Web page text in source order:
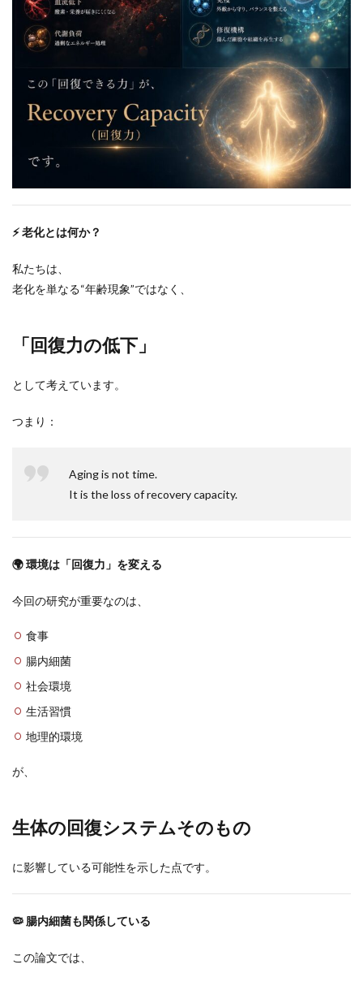
⚡ 老化とは何か？
私たちは、
老化を単なる“年齢現象”ではなく、
「回復力の低下」
として考えています。
つまり：
Aging is not time.
It is the loss of recovery capacity.
🌍 環境は「回復力」を変える
今回の研究が重要なのは、
食事
腸内細菌
社会環境
生活習慣
地理的環境
が、
生体の回復システムそのもの
に影響している可能性を示した点です。
🦠 腸内細菌も関係している
この論文では、